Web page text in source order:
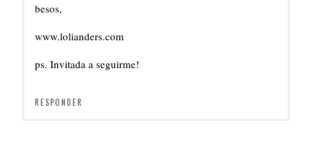
besos,
www.lolianders.com
ps. Invitada a seguirme!
RESPONDER